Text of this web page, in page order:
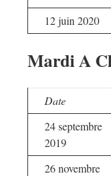
12 juin 2020
Mardi A
Date
24 septembre
2019
26 novembre